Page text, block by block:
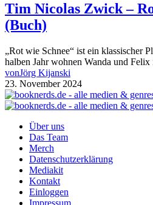
Tim Nicolas Zwick –
(Buch)
„Rot wie Schnee“ ist ein klassischer
halben Jahr wohnen Wanda und
vonJörg Kijanski
23. November 2024
Über uns
Das Team
Merch
Datenschutzerklärung
Mediakit
Kontakt
Einloggen
Impressum